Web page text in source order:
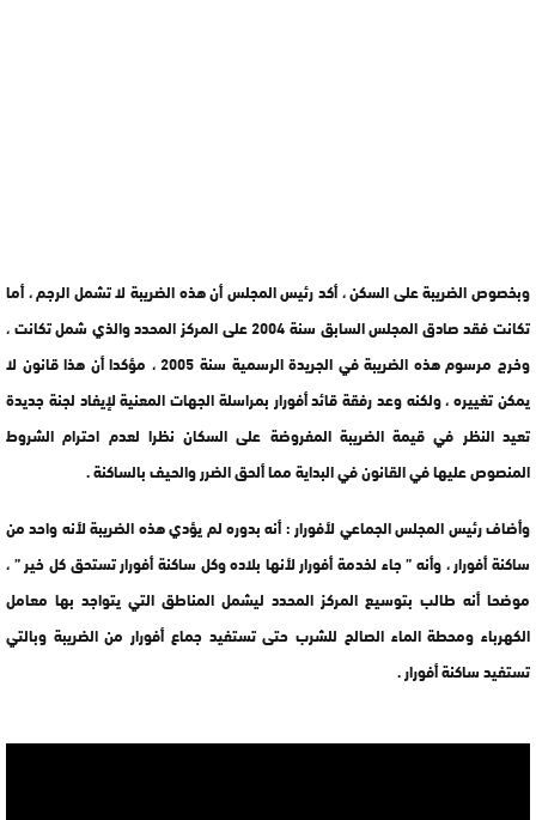
وبخصوص الضريبة على السكن ، أكد رئيس المجلس أن هذه الضريبة لا تشمل الرجم ، أما
تكانت فقد صادق المجلس السابق سنة 2004 على المركز المحدد والذي شمل تكانت ،
وخرج مرسوم هذه الضريبة في الجريدة الرسمية سنة 2005 ، مؤكدا أن هذا قانون لا
يمكن تغييره ، ولكنه وعد رفقة قائد أفورار بمراسلة الجهات المعنية لإيفاد لجنة جديدة
تعيد النظر في قيمة الضريبة المفروضة على السكان نظرا لعدم احترام الشروط
المنصوص عليها في القانون في البداية مما ألحق الضرر والحيف بالساكنة .
وأضاف رئيس المجلس الجماعي لأفورار : أنه بدوره لم يؤدي هذه الضريبة لأنه واحد من
ساكنة أفورار ، وأنه ” جاء لخدمة أفورار لأنها بلاده وكل ساكنة أفورار تستحق كل خير ” ،
موضحا أنه طالب بتوسيع المركز المحدد ليشمل المناطق التي يتواجد بها معامل
الكهرباء ومحطة الماء الصالح للشرب حتى تستفيد جماع أفورار من الضريبة وبالتي
تستفيد ساكنة أفورار .